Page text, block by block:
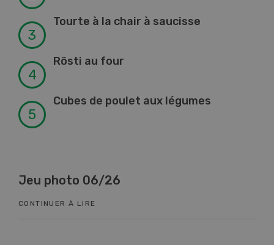
Tourte à la chair à saucisse
Rösti au four
Cubes de poulet aux légumes
Jeu photo 06/26
CONTINUER À LIRE